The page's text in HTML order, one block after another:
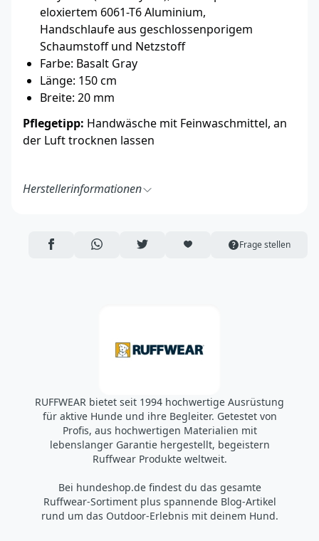
eloxiertem 6061-T6 Aluminium,
Handschlaufe aus geschlossenporigem
Schaumstoff und Netzstoff
Farbe: Basalt Gray
Länge: 150 cm
Breite: 20 mm
Pflegetipp: Handwäsche mit Feinwaschmittel, an
der Luft trocknen lassen
Herstellerinformationen
Bend, OR 97703
https://www.accapigroup.com/de
info@accapigroup.com
AUF FACEBOOK TEILEN
ÜBER WHATSAPP TEILEN
AUF TWITTER TEILENARTIKEL AUF DIE MERKLISTE
Frage stellen
RUFFWEAR bietet seit 1994 hochwertige Ausrüstung
für aktive Hunde und ihre Begleiter. Getestet von
Profis, aus hochwertigen Materialien mit
lebenslanger Garantie hergestellt, begeistern
Ruffwear Produkte weltweit.
Bei hundeshop.de findest du das gesamte
Ruffwear-Sortiment plus spannende Blog-Artikel
rund um das Outdoor-Erlebnis mit deinem Hund.